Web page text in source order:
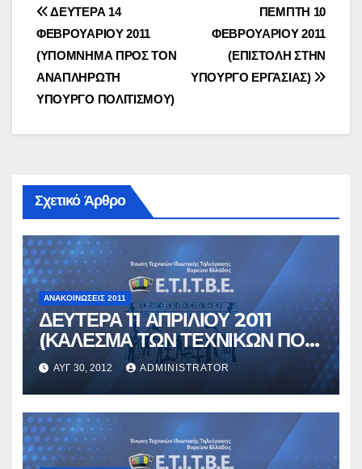
Πλοήγηση
άρθρων
ΠΕΜΠΤΗ 10
ΦΕΒΡΟΥΑΡΙΟΥ 2011
(ΕΠΙΣΤΟΛΗ ΣΤΗΝ
ΥΠΟΥΡΓΟ ΕΡΓΑΣΙΑΣ)
ΔΕΥΤΕΡΑ 14
ΦΕΒΡΟΥΑΡΙΟΥ 2011
(ΥΠΟΜΝΗΜΑ ΠΡΟΣ ΤΟΝ
ΑΝΑΠΛΗΡΩΤΗ
ΥΠΟΥΡΓΟ ΠΟΛΙΤΙΣΜΟΥ)
Σχετικό Άρθρο
ΑΝΑΚΟΙΝΏΣΕΙΣ 2011
ΔΕΥΤΕΡΑ 11 ΑΠΡΙΛΙΟΥ 2011
(ΚΑΛΕΣΜΑ ΤΩΝ ΤΕΧΝΙΚΩΝ ΠΟΥ
ΕΡΓΑΖΟΝΤΑΙ ΣΤΟΥΣ ΕΘΝΙΚΗΣ
ΕΜΒΕΛΕΙΑΣ)
ΑΥΓ 30, 2012 ADMINISTRATOR